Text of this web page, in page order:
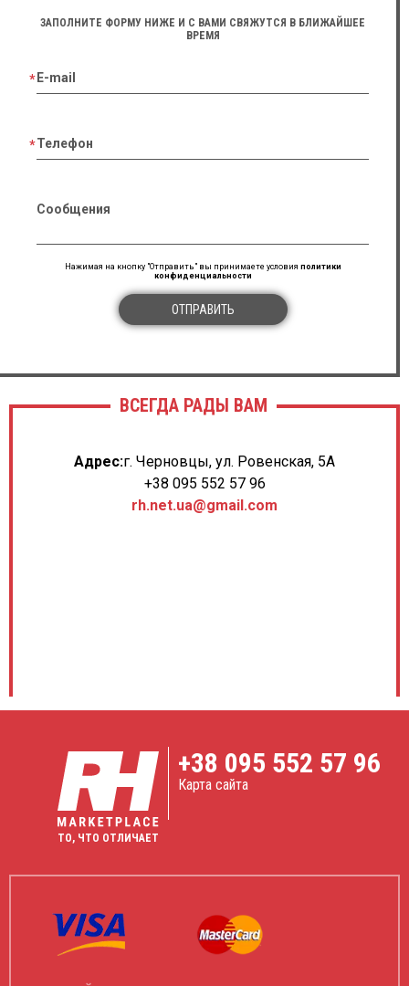
ЗАПОЛНИТЕ ФОРМУ НИЖЕ И С ВАМИ СВЯЖУТСЯ В БЛИЖАЙШЕЕ
ВРЕМЯ
E-mail
Телефон
Сообщения
Нажимая на кнопку "Отправить" вы принимаете условия политики
конфиденциальности
ОТПРАВИТЬ
ВСЕГДА РАДЫ ВАМ
Адрес:г. Черновцы, ул. Ровенская, 5А
+38 095 552 57 96
rh.net.ua@gmail.com
ТО, ЧТО ОТЛИЧАЕТ
+38 095 552 57 96
Карта сайта